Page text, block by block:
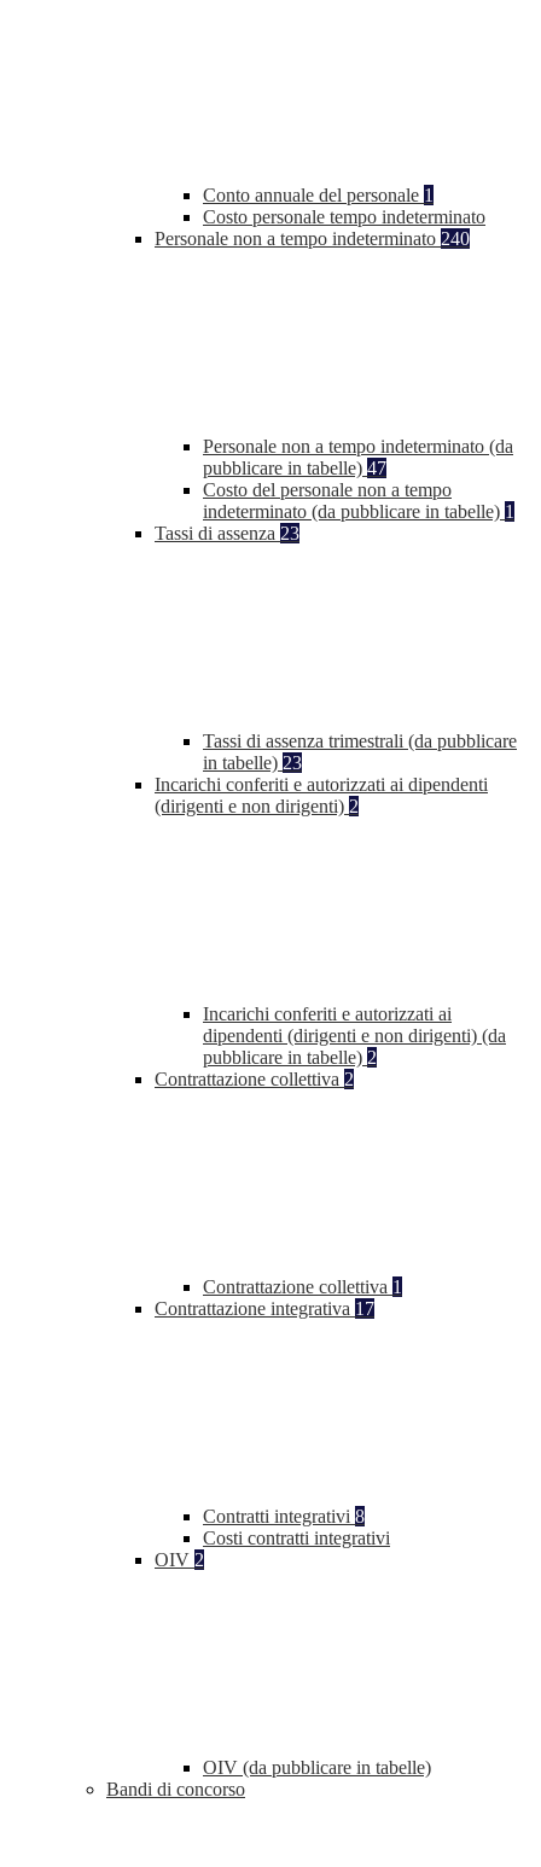
Conto annuale del personale 1
Costo personale tempo indeterminato
Personale non a tempo indeterminato 240
Personale non a tempo indeterminato (da
pubblicare in tabelle) 47
Costo del personale non a tempo
indeterminato (da pubblicare in tabelle) 1
Tassi di assenza 23
Tassi di assenza trimestrali (da pubblicare
in tabelle) 23
Incarichi conferiti e autorizzati ai dipendenti
(dirigenti e non dirigenti) 2
Incarichi conferiti e autorizzati ai
dipendenti (dirigenti e non dirigenti) (da
pubblicare in tabelle) 2
Contrattazione collettiva 2
Contrattazione collettiva 1
Contrattazione integrativa 17
Contratti integrativi 8
Costi contratti integrativi
OIV 2
OIV (da pubblicare in tabelle)
Bandi di concorso